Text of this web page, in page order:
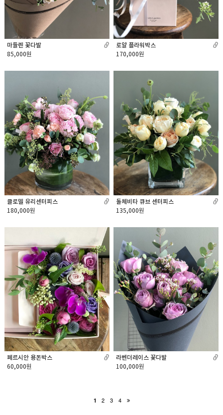
마들렌 꽃다발
85,000원
로얄 플라워박스
170,000원
클로델 유리센터피스
180,000원
돌체비타 큐브 센터피스
135,000원
페르시안 용돈박스
60,000원
라벤더레이스 꽃다발
100,000원
1 2 3 4